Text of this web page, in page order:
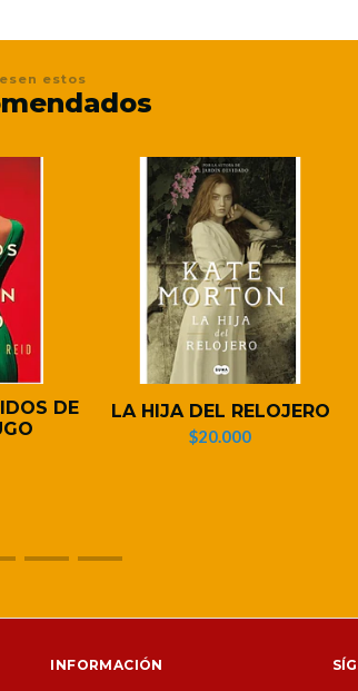
estos
DE
LA HIJA DEL RELOJERO
$20.000
INFORMACIÓN